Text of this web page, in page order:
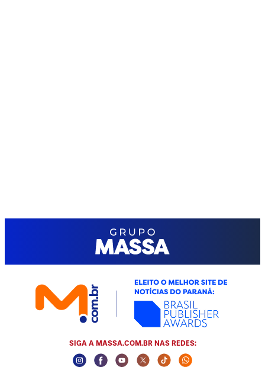
SIGA A MASSA.COM.BR NAS REDES:
Instagram Social Media
Facebook Social Media
Youtube Social Media
Twitter Social Media
Tiktok Social Media
Whatsapp